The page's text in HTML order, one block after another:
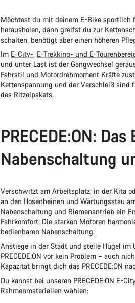
Möchtest du mit deinem E-Bike sportlich
herausholen, dann greifst du zur
schalten, benötigt aber einen höheren
Im E-City-, E-Trekking- und E-
und unter Last ist der Gangwechsel
Fahrstil und Motordrehmoment Kräfte
Kettenspannung und der Verschleiß sind
des Ritzelpakets.
PRECEDE:ON:
Nabenschaltung
Verschwitzt am Arbeitsplatz, in der Kita
an den Hosenbeinen und Wartungsstau
Nabenschaltung und Riemenantrieb ein
Fahrkomfort. Die starken Motoren
bedienbaren Nabenschaltung.
Anstiege in der Stadt und steile Hügel im
PRECEDE:ON vor kein Problem – auch
Kapazität bringt dich das PRECEDE:ON
Du kannst bei unseren PRECEDE:ON E-
Rahmenmaterialien wählen: